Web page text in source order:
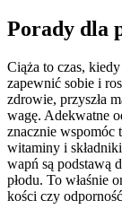
Porady dla
Ciąża to czas,
zapewnić sobie i
zdrowie, przyszła
wagę. Adekwatne
znacznie wspomóc
witaminy i
wapń są podstawą
płodu. To właśnie
kości czy